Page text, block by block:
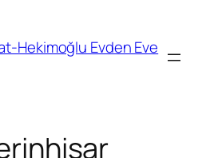
Hekimoğlu Evden Eve